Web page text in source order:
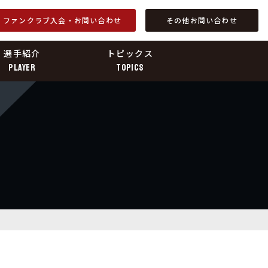
ファンクラブ入会・お問い合わせ その他お問い合わせ
選手紹介
PLAYER
トピックス
TOPICS